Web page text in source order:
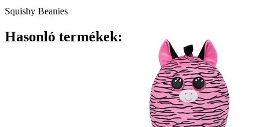
Squishy Beanies
Hasonló termékek: